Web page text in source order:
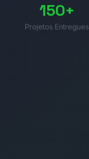
150+
Projetos Entregues